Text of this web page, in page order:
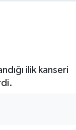
ilik kanseri